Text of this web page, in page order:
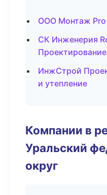
ООО Монтаж
СК Инженерия
ИнжСтрой
и утепление
Компании в
Уральский
округ